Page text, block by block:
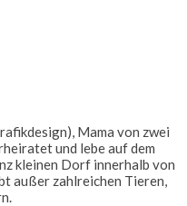
Mama von zwei
und lebe auf dem
kleinen Dorf innerhalb von
außer zahlreichen Tieren,